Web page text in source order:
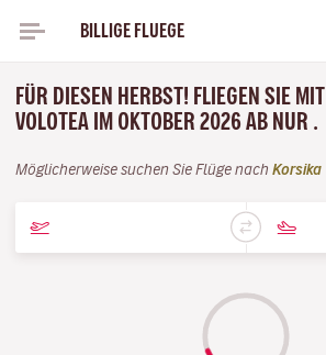
BILLIGE FLUEGE
FÜR DIESEN HERBST! FLIEGEN SIE MIT
VOLOTEA IM OKTOBER 2026 AB NUR .
Möglicherweise suchen Sie Flüge nach Korsika